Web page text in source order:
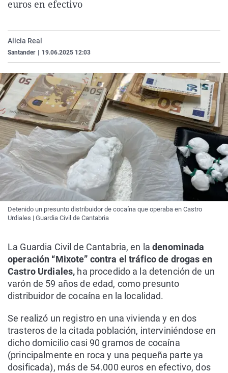
Operación Viuda
Navarra
País Vasco
euros en efectivo
Alicia Real
Santander 19.06.2025 12:03
Detenido un presunto distribuidor de cocaína que operaba en Castro
Urdiales | Guardia Civil de Cantabria
La Guardia Civil de Cantabria, en la denominada
operación “Mixote” contra el tráfico de drogas en
Castro Urdiales, ha procedido a la detención de un
varón de 59 años de edad, como presunto
distribuidor de cocaína en la localidad.
Se realizó un registro en una vivienda y en dos
trasteros de la citada población, interviniéndose en
dicho domicilio casi 90 gramos de cocaína
(principalmente en roca y una pequeña parte ya
dosificada), más de 54.000 euros en efectivo, dos